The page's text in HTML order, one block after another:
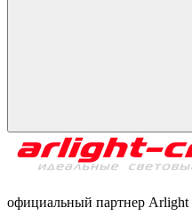
официальный партнер Arlight